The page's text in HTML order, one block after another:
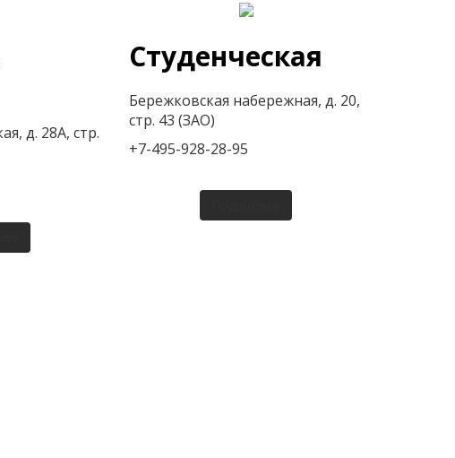
д. 28А, стр.
Студенческая
Бережковская набережная, д. 20,
стр. 43 (ЗАО)
+7-495-928-28-95